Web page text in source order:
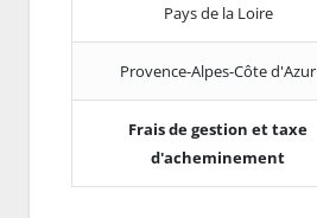
Pays de la Loire
Provence-Alpes-Côte d'Azur
Frais de gestion et taxe
d'acheminement